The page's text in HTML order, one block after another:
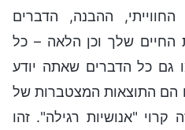
ההבנה, הדברים
החיים שלך וכן הלאה – כל
גם כל הדברים שאתה יודע
הם התוצאות המצטברות של
"אנושיות רגילה". זהו